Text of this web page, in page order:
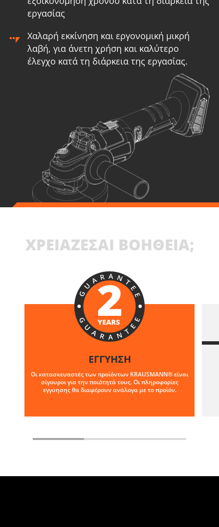
εργασίας
Χαλαρή εκκίνηση και εργονομική μικρή
λαβή, για άνετη χρήση και καλύτερο
έλεγχο κατά τη διάρκεια της εργασίας.
ΧΡΕΙΑΖΕΣΑΙ ΒΟΗΘΕΙΑ;
ΕΓΓΥΗΣΗ
Οι κατασκευαστές των προϊόντων KRAUSMANN® είναι
σίγουροι για την ποιότητά τους. Οι πληροφορίες
εγγύησης θα διαφέρουν ανάλογα με το προϊόν.